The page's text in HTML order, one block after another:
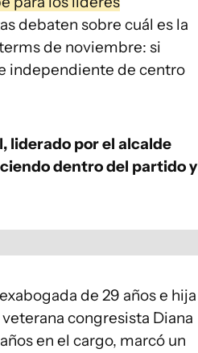
debaten sobre cuál es la
de noviembre: si
independiente de centro
liderado por el alcalde
dentro del partido y
de 29 años e hija
congresista Diana
en el cargo, marcó un